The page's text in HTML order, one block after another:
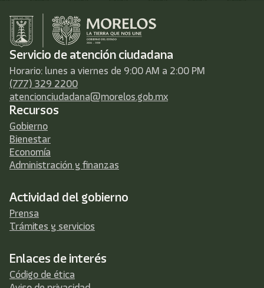
Servicio de atención ciudadana
Horario: lunes a viernes de 9:00 AM a 2:00 PM
(777) 329 2200
atencionciudadana@morelos.gob.mx
Recursos
Gobierno
Bienestar
Economía
Administración y finanzas
Actividad del gobierno
Prensa
Trámites y servicios
Enlaces de interés
Código de ética